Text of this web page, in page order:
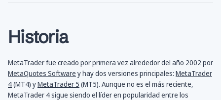
Historia
MetaTrader fue creado por primera vez alrededor del año 2002 por
MetaQuotes Software y hay dos versiones principales: MetaTrader
4(MT4) yMetaTrader 5 (MT5). Aunque no es el más reciente,
MetaTrader 4 sigue siendo el líder en popularidad entre los